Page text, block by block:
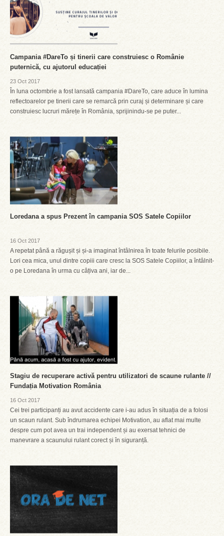
Campania #DareTo și tinerii care construiesc o Românie
puternică, cu ajutorul educației
23 Oct 2017
În luna octombrie a fost lansată campania #DareTo, care aduce în lumina
reflectoarelor pe tinerii care se remarcă prin curaj și determinare și care
construiesc lucruri mărețe în România, sprijinindu-se pe puter...
Loredana a spus Prezent în campania SOS Satele Copiilor
16 Oct 2017
A repetat până a răgușit și și-a imaginat întâlnirea în toate felurile posibile.
Lori cea mica, unul dintre copiii care cresc la SOS Satele Copiilor, a întâlnit-
o pe Loredana în urma cu câțiva ani, iar de...
Stagiu de recuperare activă pentru utilizatori de scaune rulante //
Fundația Motivation România
16 Oct 2017
Cei trei participanți au avut accidente care i-au adus în situația de a folosi
un scaun rulant. Sub îndrumarea echipei Motivation, au aflat mai multe
despre cum pot avea un trai independent și au exersat tehnici de
manevrare a scaunului rulant corect și în siguranță.